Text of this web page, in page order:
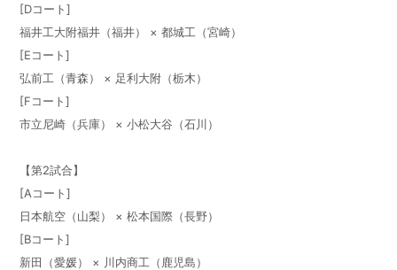
[Dコート]
福井工大附福井（福井） × 都城工（宮崎）
[Eコート]
弘前工（青森） × 足利大附（栃木）
[Fコート]
市立尼崎（兵庫） × 小松大谷（石川）
【第2試合】
[Aコート]
日本航空（山梨） × 松本国際（長野）
[Bコート]
新田（愛媛） × 川内商工（鹿児島）